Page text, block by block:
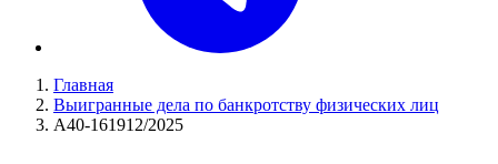
Главная
Выигранные дела по банкротству физических лиц
А40-161912/2025